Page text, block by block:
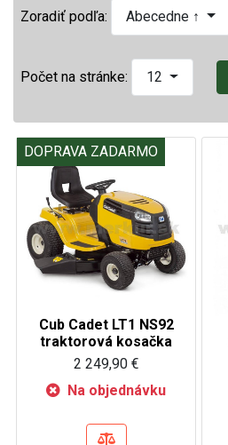
Zoradiť podľa: Abecedne ↑
Počet na stránke: 12
DOPRAVA ZADARMO
Cub Cadet LT1 NS92
traktorová kosačka
2 249,90 €
Na objednávku